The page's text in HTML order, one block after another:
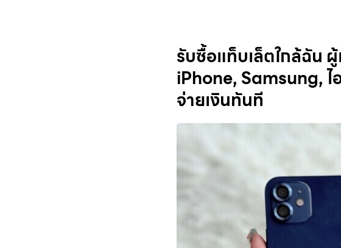
รับซื้อแท็บเล็ตใกล้ฉัน
iPhone, Samsung,
จ่ายเงินทันที